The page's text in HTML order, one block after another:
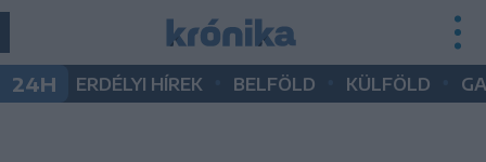
24H ERDÉLYI HÍREK BELFÖLD KÜLFÖLD